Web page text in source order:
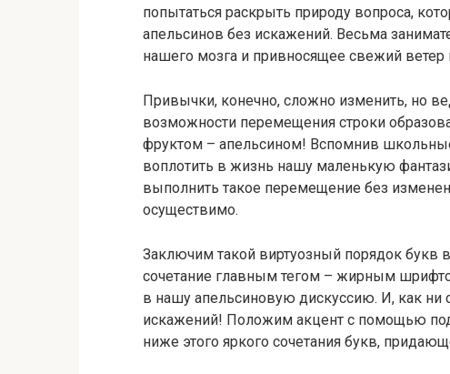
попытаться раскрыть природу вопроса,
апельсинов без искажений. Весьма
нашего мозга и привносящее свежий
Привычки, конечно, сложно изменить, но
возможности перемещения строки
фруктом – апельсином! Вспомнив
воплотить в жизнь нашу маленькую
выполнить такое перемещение без
осуществимо.
Заключим такой виртуозный порядок букв
сочетание главным тегом – жирным
в нашу апельсиновую дискуссию. И, как ни
искажений! Положим акцент с помощью
ниже этого яркого сочетания букв,